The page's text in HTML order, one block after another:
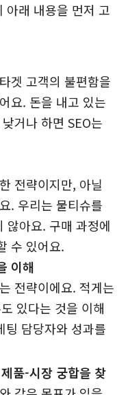
아래 내용을 먼저 고
겟 고객의 불편함을
요. 돈을 내고 있는
거나 하면 SEO는
전략이지만, 아닐
. 우리는 물티슈를
않아요. 구매 과정에
수 있어요.
이해
전략이에요. 적게는
있다는 것을 이해
팅 담당자와 성과를
품-시장 궁합을 찾